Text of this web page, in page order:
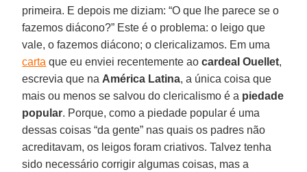
primeira. E depois me diziam: “O que lhe parece se o
fazemos diácono?” Este é o problema: o leigo que
vale, o fazemos diácono; o clericalizamos. Em uma
carta que eu enviei recentemente aocardeal Ouellet,
escrevia que na América Latina, a única coisa que
mais ou menos se salvou do clericalismo é a piedade
popular. Porque, como a piedade popular é uma
dessas coisas “da gente” nas quais os padres não
acreditavam, os leigos foram criativos. Talvez tenha
sido necessário corrigir algumas coisas, mas a